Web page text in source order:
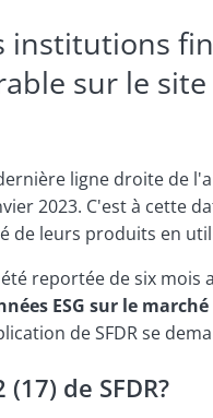
institutions
sur le
ligne droite de
2023. C'est à cette
de leurs produits en
reportée de six
ESG sur le
de SFDR se
de SFDR?